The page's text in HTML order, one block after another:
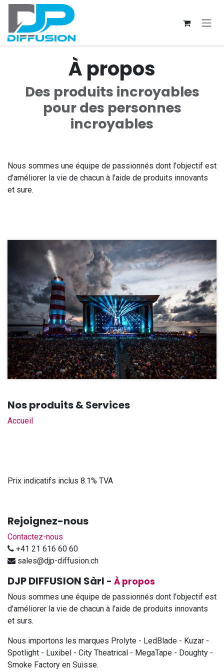
Se rendre au contenu
À propos
Des produits incroyables
pour des personnes
incroyables
Nous sommes une équipe de passionnés dont l'objectif est
d'améliorer la vie de chacun à l'aide de produits innovants
et sure.
Nos produits & Services
Accueil
Prix indicatifs inclus 8.1% TVA
Rejoignez-nous
Contactez-nous
+41 21 616 60 60
sales@djp-diffusion.ch
DJP DIFFUSION Sàrl - À propos
Nous sommes une équipe de passionnés dont l'objectif est
d'améliorer la vie de chacun à l'aide de produits innovants
et surs.
Nous importons les marques Prolyte - LedBlade - Kuzar -
Spotlight - Luxibel - City Theatrical - MegaTape - Doughty -
Smoke Factory en Suisse.